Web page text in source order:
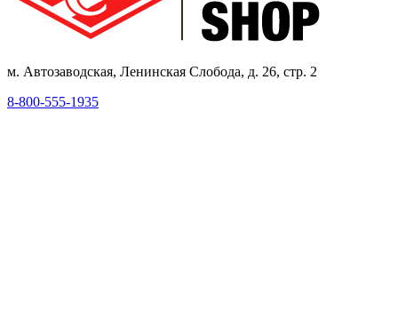
м. Автозаводская, Ленинская Слобода, д. 26, стр. 2
8-800-555-1935